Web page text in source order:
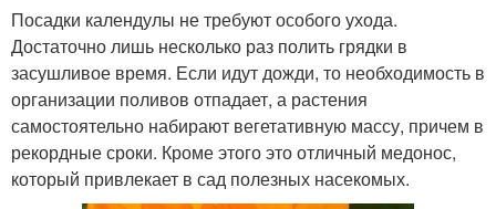
Посадки календулы не требуют особого ухода.
Достаточно лишь несколько раз полить грядки в
засушливое время. Если идут дожди, то необходимость в
организации поливов отпадает, а растения
самостоятельно набирают вегетативную массу, причем в
рекордные сроки. Кроме этого это отличный медонос,
который привлекает в сад полезных насекомых.